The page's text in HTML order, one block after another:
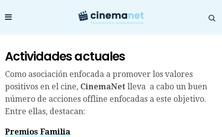
Actividades actuales
Como asociación enfocada a promover los valores
positivos en el cine, CinemaNet lleva a cabo un buen
número de acciones offline enfocadas a este objetivo.
Entre ellas, destacan:
Premios Familia